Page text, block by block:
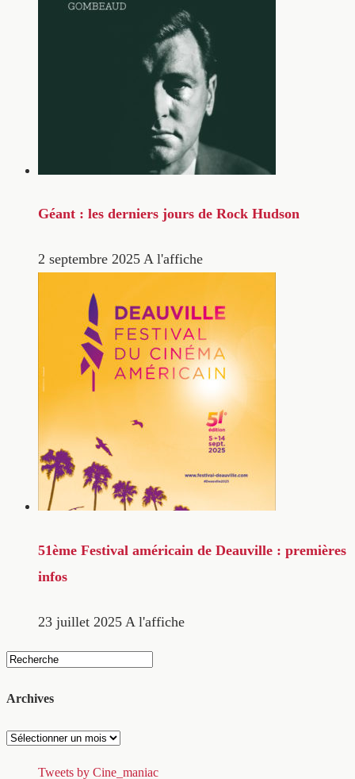
Géant : les derniers jours de Rock Hudson
2 septembre 2025 A l'affiche
51ème Festival américain de Deauville : premières
infos
23 juillet 2025 A l'affiche
Archives
Archives
Tweets by Cine_maniac